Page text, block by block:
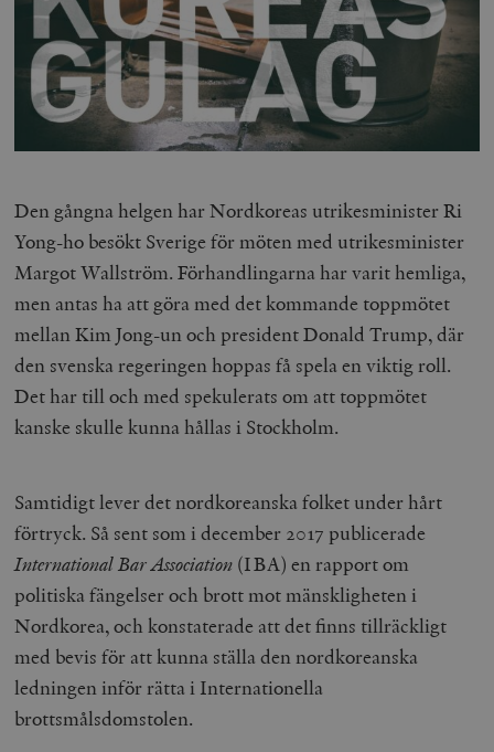
Den gångna helgen har Nordkoreas utrikesminister Ri
Yong-ho besökt Sverige för möten med utrikesminister
Margot Wallström. Förhandlingarna har varit hemliga,
men antas ha att göra med det kommande toppmötet
mellan Kim Jong-un och president Donald Trump, där
den svenska regeringen hoppas få spela en viktig roll.
Det har till och med spekulerats om att toppmötet
kanske skulle kunna hållas i Stockholm.
Samtidigt lever det nordkoreanska folket under hårt
förtryck. Så sent som i december 2017 publicerade
International Bar Association (IBA) en rapport om
politiska fängelser och brott mot mänskligheten i
Nordkorea, och konstaterade att det finns tillräckligt
med bevis för att kunna ställa den nordkoreanska
ledningen inför rätta i Internationella
brottsmålsdomstolen.